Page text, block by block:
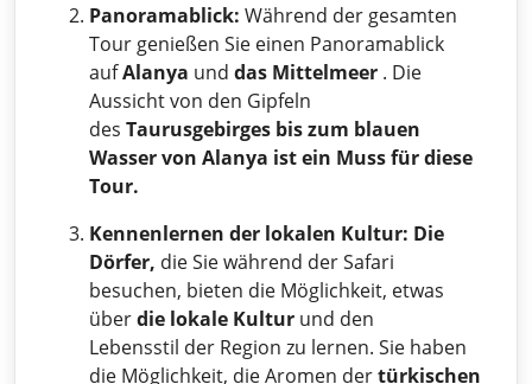
Panoramablick: Während der gesamten
Tour genießen Sie einen Panoramablick
aufAlanya und das Mittelmeer . Die
Aussicht von den Gipfeln
des Taurusgebirges bis zum blauen
Wasser von Alanya ist ein Muss für diese
Tour.
Kennenlernen der lokalen Kultur: Die
Dörfer, die Sie während der Safari
besuchen, bieten die Möglichkeit, etwas
überdie lokale Kultur und den
Lebensstil der Region zu lernen. Sie haben
die Möglichkeit, die Aromen dertürkischen